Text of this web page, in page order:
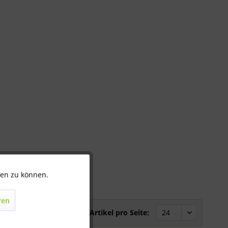
Artikel pro Seite:
Aktiv
zu können.